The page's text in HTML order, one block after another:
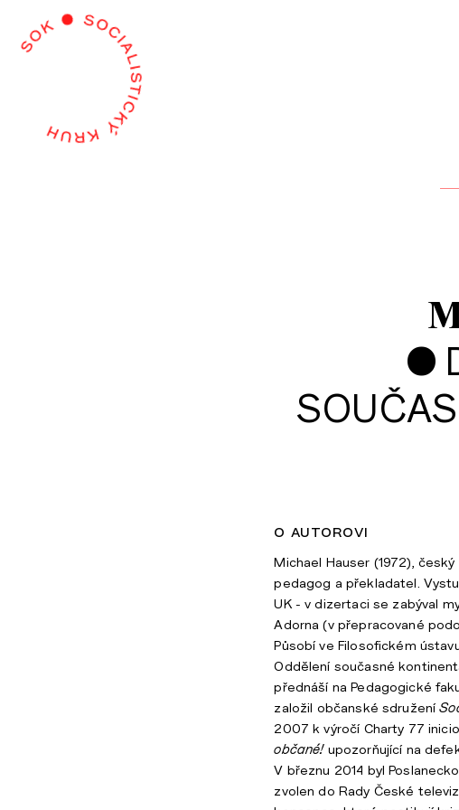
•
o autorovi
Michael Hauser (1972),
pedagog a překladatel.
UK - v dizertaci se zabýval
Adorna (v přepracované
Působí ve Filosofickém
Oddělení současné
přednáší na Pedagogické
založil občanské sdružení
2007 k výročí Charty 77
občané!upozorňující na
V březnu 2014 byl
zvolen do Rady České